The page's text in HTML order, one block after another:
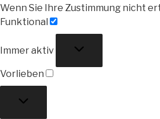
Wenn Sie Ihre Zustimmung nicht
Funktional
Immer aktiv
Vorlieben